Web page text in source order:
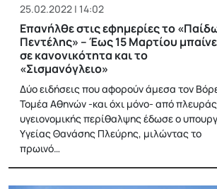
25.02.2022 | 14:02
Επανήλθε στις εφημερίες το
Πεντέλης» – Έως 15 Μαρτίου
σε κανονικότητα και το
«Σισμανόγλειο»
Δύο ειδήσεις που αφορούν άμεσα τον
Τομέα Αθηνών -και όχι μόνο- από πλευράς
υγειονομικής περίθαλψης έδωσε ο
Υγείας Θανάσης Πλεύρης, μιλώντας το
πρωινό…